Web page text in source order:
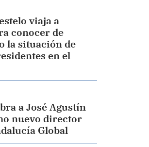
viaja a
conocer de
la situación de
en el
a José Agustín
nuevo director
Global